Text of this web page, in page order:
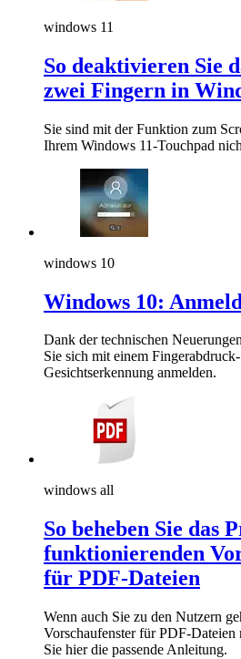
windows 11
So deaktivieren Sie
zwei Fingern in
Sie sind mit der Funktion zum
Ihrem Windows 11-Touchpad
windows 10
Windows 10:
Dank der technischen
Sie sich mit einem
Gesichtserkennung anmelden.
windows all
So beheben Sie das
funktionierenden
für PDF-Dateien
Wenn auch Sie zu den Nutzern
Vorschaufenster für PDF-
Sie hier die passende Anleitung.